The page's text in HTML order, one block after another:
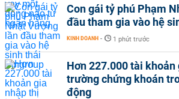
Con gái tỷ phú Phạm
đầu tham gia vào hệ
KINH DOANH - 1 phút trước
Hơn 227.000 tài khoản
trường chứng khoán
động